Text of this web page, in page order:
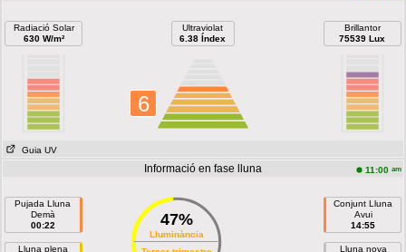
Radiació Solar
630 W/m²
Ultraviolat
6.38 Índex
6
Brillantor
75539 Lux
Guia UV
Informació en fase lluna 11:00 am
Pujada Lluna
Demà
00:22
Lluna plena
47%
Lluminància
Conjunt Lluna
Avui
14:55
Lluna nova